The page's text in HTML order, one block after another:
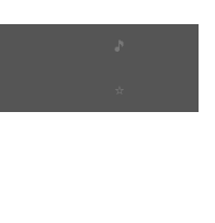
🎵
⭐️